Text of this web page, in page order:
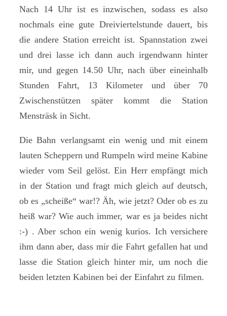
Nach 14 Uhr ist es inzwischen, sodass es also
nochmals eine gute Dreiviertelstunde dauert, bis
die andere Station erreicht ist. Spannstation zwei
und drei lasse ich dann auch irgendwann hinter
mir, und gegen 14.50 Uhr, nach über eineinhalb
Stunden Fahrt, 13 Kilometer und über 70
Zwischenstützen später kommt die Station
Mensträsk in Sicht.
Die Bahn verlangsamt ein wenig und mit einem
lauten Scheppern und Rumpeln wird meine Kabine
wieder vom Seil gelöst. Ein Herr empfängt mich
in der Station und fragt mich gleich auf deutsch,
ob es „scheiße“ war!? Äh, wie jetzt? Oder ob es zu
heiß war? Wie auch immer, war es ja beides nicht
:-) . Aber schon ein wenig kurios. Ich versichere
ihm dann aber, dass mir die Fahrt gefallen hat und
lasse die Station gleich hinter mir, um noch die
beiden letzten Kabinen bei der Einfahrt zu filmen.